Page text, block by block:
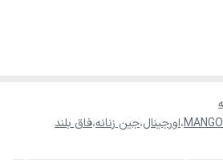
امکان تعویض وجود دارد
MANGO،اورجینال،جین زنانه،فاق بلند